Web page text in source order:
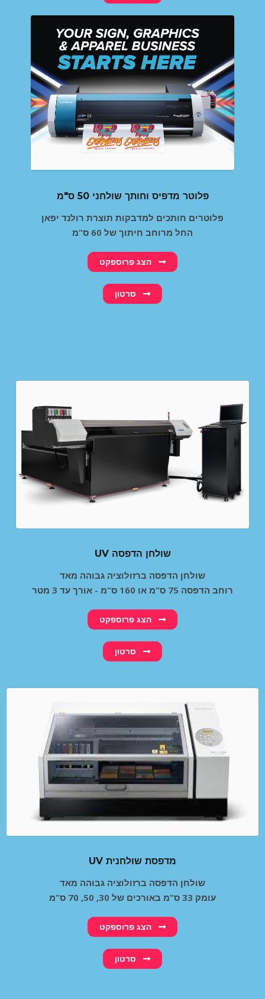
פלוטר מדפיס וחותך שולחני 50 ס"מ
פלוטרים חותכים למדבקות תוצרת רולנד יפאן
החל מרוחב חיתוך של 60 ס"מ
הצג פרוספקט
סרטון
UV שולחן הדפסה
שולחן הדפסה ברזולוציה גבוהה מאד
רוחב הדפסה 75 ס"מ או 160 ס"מ - אורך עד 3 מטר
הצג פרוספקט
סרטון
UV מדפסת שולחנית
שולחן הדפסה ברזולוציה גבוהה מאד
עומק 33 ס"מ באורכים של 30, 50, 70 ס"מ
הצג פרוספקט
סרטון